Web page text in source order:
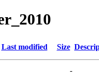
Last modified Size
-